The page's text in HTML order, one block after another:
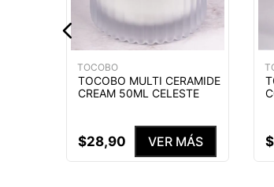
TOCOBO
TOCOBO MULTI CERAMIDE
CREAM 50ML CELESTE
$28,90 VER MÁS $